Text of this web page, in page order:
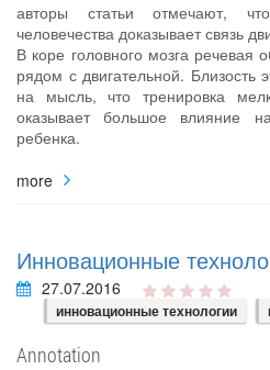
авторы статьи отмечают,
человечества доказывает связь
В коре головного мозга речевая
рядом с двигательной. Близость
на мысль, что тренировка
оказывает большое влияние
ребенка.
more
Инновационные
27.07.2016
инновационные технологии
Annotation